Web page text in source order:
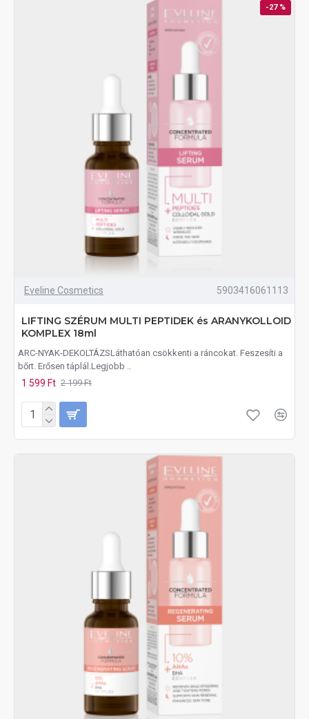
-27 %
Eveline Cosmetics 5903416061113
LIFTING SZÉRUM MULTI PEPTIDEK és ARANYKOLLOID
KOMPLEX 18ml
ARC-NYAK-DEKOLTÁZSLáthatóan csökkenti a ráncokat. Feszesíti a
bőrt. Erősen táplál.Legjobb ..
1 599 Ft 2 199 Ft